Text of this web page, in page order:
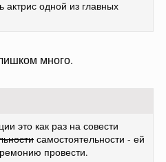
одной из главных
много.
это как раз на совести
самостоятельности - ей
провести.